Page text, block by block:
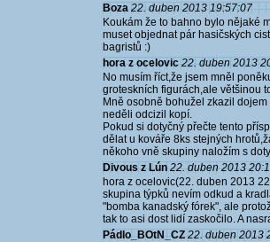
Boza 22. duben 2013 19:57:07
Koukám že to bahno bylo nějaké
muset objednat pár hasičských
bagristů :)
hora z ocelovic 22. duben 2013
No musím říct,že jsem mněl
groteskních figurách,ale většinou
Mně osobně bohužel zkazil
neděli odcizil kopí.
Pokud si dotyčný přečte tento
dělat u kováře 8ks stejných
někoho vně skupiny naložím s
Divous z Lún 22. duben 2013
hora z ocelovic(22. duben 2013
skupina týpků nevím odkud a
"bomba kanadský fórek", ale
tak to asi dost lidí zaskočilo. A
Pádlo_BOtN_CZ 22. duben 2013